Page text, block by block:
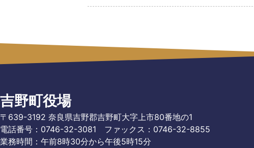
吉野町役場
〒639-3192 奈良県吉野郡吉野町大字上市80番地の1
電話番号：0746-32-3081
ファックス：0746-32-8855
業務時間：午前8時30分から午後5時15分